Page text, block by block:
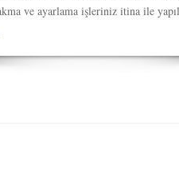
ve ayarlama işleriniz itina ile